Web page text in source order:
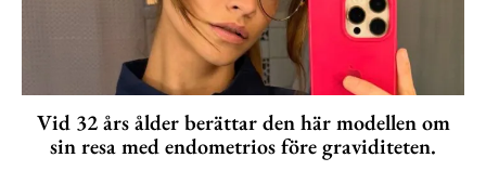
Vid 32 års ålder berättar den här modellen om
sin resa med endometrios före graviditeten.